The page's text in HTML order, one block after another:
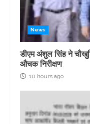
News
डीएम अंशुल सिंह ने
औचक निरीक्षण
10 hours ago